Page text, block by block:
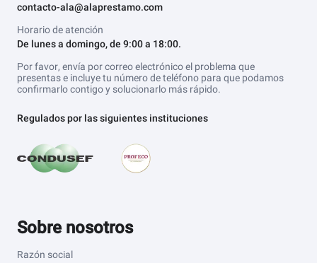
contacto-ala@alaprestamo.com
Horario de atención
De lunes a domingo, de 9:00 a 18:00.
Por favor, envía por correo electrónico el problema que
presentas e incluye tu número de teléfono para que podamos
confirmarlo contigo y solucionarlo más rápido.
Regulados por las siguientes instituciones
Sobre nosotros
Razón social